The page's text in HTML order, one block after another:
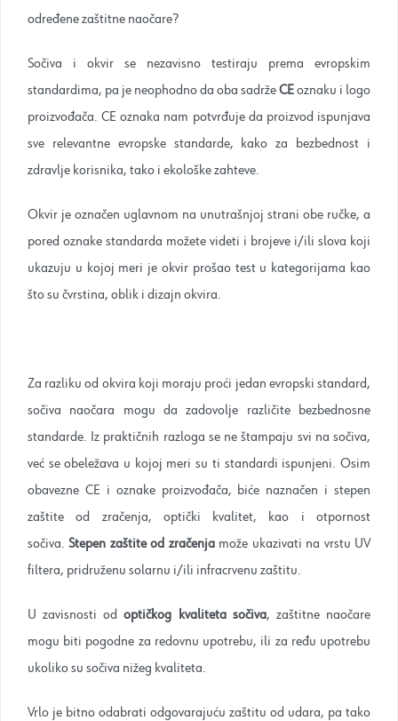
određene zaštitne naočare?
Sočiva i okvir se nezavisno testiraju prema evropskim
standardima, pa je neophodno da oba sadržeCEoznaku i logo
proizvođača. CE oznaka nam potvrđuje da proizvod ispunjava
sve relevantne evropske standarde, kako za bezbednost i
zdravlje korisnika, tako i ekološke zahteve.
Okvir je označen uglavnom na unutrašnjoj strani obe ručke, a
pored oznake standarda možete videti i brojeve i/ili slova koji
ukazuju u kojoj meri je okvir prošao test u kategorijama kao
što su čvrstina, oblik i dizajn okvira.
Za razliku od okvira koji moraju proći jedan evropski standard,
sočiva naočara mogu da zadovolje različite bezbednosne
standarde. Iz praktičnih razloga se ne štampaju svi na sočiva,
već se obeležava u kojoj meri su ti standardi ispunjeni. Osim
obavezne CE i oznake proizvođača, biće naznačen i stepen
zaštite od zračenja, optički kvalitet, kao i otpornost
sočiva.Stepen zaštite od zračenjamože ukazivati na vrstu UV
filtera, pridruženu solarnu i/ili infracrvenu zaštitu.
U zavisnosti odoptičkog kvaliteta sočiva, zaštitne naočare
mogu biti pogodne za redovnu upotrebu, ili za ređu upotrebu
ukoliko su sočiva nižeg kvaliteta.
Vrlo je bitno odabrati odgovarajuću zaštitu od udara, pa tako